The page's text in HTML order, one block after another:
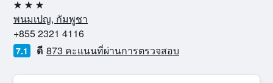
3 ดาว
พนมเปญ, กัมพูชา
+855 2321 4116
7.1 ดี 873 คะแนนที่ผ่านการตรวจสอบ